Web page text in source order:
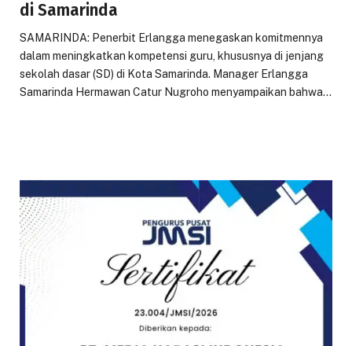
di Samarinda
SAMARINDA: Penerbit Erlangga menegaskan komitmennya
dalam meningkatkan kompetensi guru, khususnya di jenjang
sekolah dasar (SD) di Kota Samarinda. Manager Erlangga
Samarinda Hermawan Catur Nugroho menyampaikan bahwa…